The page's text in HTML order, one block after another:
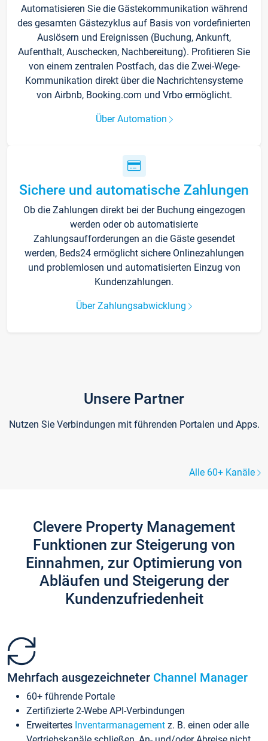
Automatisieren Sie die Gästekommunikation während
des gesamten Gästezyklus auf Basis von vordefinierten
Auslösern und Ereignissen (Buchung, Ankunft,
Aufenthalt, Auschecken, Nachbereitung). Profitieren Sie
von einem zentralen Postfach, das die Zwei-Wege-
Kommunikation direkt über die Nachrichtensysteme
von Airbnb, Booking.com und Vrbo ermöglicht.
Über Automation
Sichere und automatische Zahlungen
Ob die Zahlungen direkt bei der Buchung eingezogen
werden oder ob automatisierte
Zahlungsaufforderungen an die Gäste gesendet
werden, Beds24 ermöglicht sichere Onlinezahlungen
und problemlosen und automatisierten Einzug von
Kundenzahlungen.
Über Zahlungsabwicklung
Unsere Partner
Nutzen Sie Verbindungen mit führenden Portalen und Apps.
Alle 60+ Kanäle
Clevere Property Management
Funktionen zur Steigerung von
Einnahmen, zur Optimierung von
Abläufen und Steigerung der
Kundenzufriedenheit
Mehrfach ausgezeichneter Channel Manager
60+ führende Portale
Zertifizierte 2-Webe API-Verbindungen
Erweitertes Inventarmanagement z. B. einen oder alle